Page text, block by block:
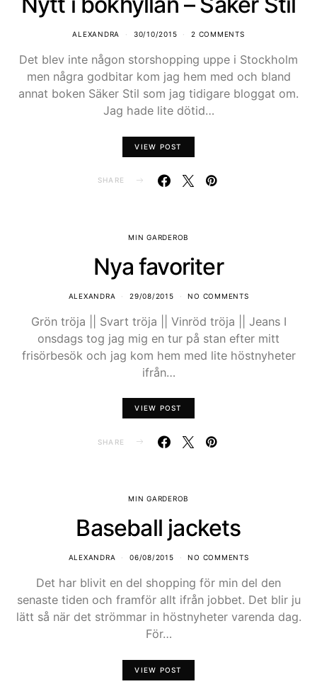
ALEXANDRA 30/10/2015 2 COMMENTS
Det blev inte någon storshopping uppe i Stockholm
men några godbitar kom jag hem med och bland
annat boken Säker Stil som jag tidigare bloggat om.
Jag hade lite dötid…
VIEW POST
SHARE
MIN GARDEROB
Nya favoriter
ALEXANDRA 29/08/2015 NO COMMENTS
Grön tröja || Svart tröja || Vinröd tröja || Jeans I
onsdags tog jag mig en tur på stan efter mitt
frisörbesök och jag kom hem med lite höstnyheter
ifrån…
VIEW POST
SHARE
MIN GARDEROB
Baseball jackets
ALEXANDRA 06/08/2015 NO COMMENTS
Det har blivit en del shopping för min del den
senaste tiden och framför allt ifrån jobbet. Det blir ju
lätt så när det strömmar in höstnyheter varenda dag.
För…
VIEW POST